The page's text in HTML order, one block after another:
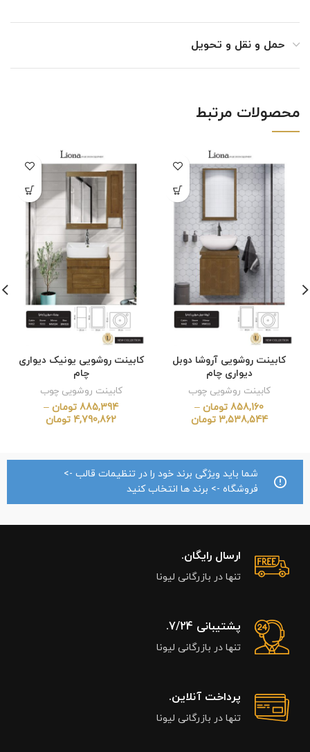
حمل و نقل و تحویل
محصولات مرتبط
کابینت روشویی آروشا دوبل
دیواری چام
کابینت روشویی چوب
858,160 تومان –
3,538,544 تومان
کابینت روشویی یونیک دیواری
چام
کابینت روشویی چوب
885,394 تومان –
4,790,862 تومان
شما باید ویژگی برند خود را در تنظیمات قالب ->
فروشگاه -> برند ها انتخاب کنید
ارسال رایگان.
تنها در بازرگانی لیونا
پشتیبانی 7/24.
تنها در بازرگانی لیونا
پرداخت آنلاین.
تنها در بازرگانی لیونا